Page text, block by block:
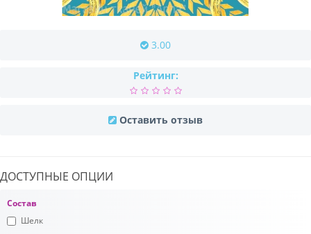
3.00
Рейтинг:
Оставить отзыв
ДОСТУПНЫЕ ОПЦИИ
Состав
Шелк